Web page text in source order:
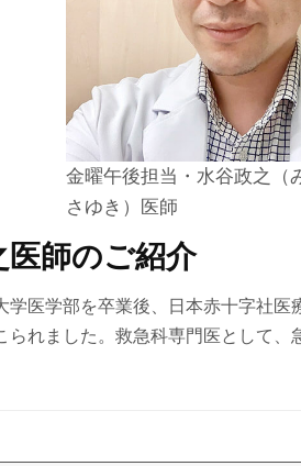
金曜午後担当・水谷政之（
さゆき）医師
医師のご紹介
学医学部を卒業後、日本赤十字社
られました。救急科専門医として